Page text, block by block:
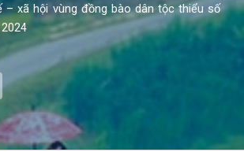
– xã hội vùng đồng bào dân tộc thiểu số